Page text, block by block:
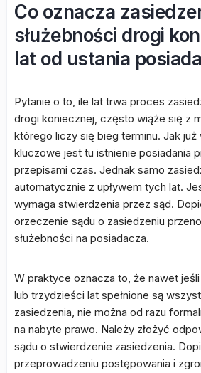
Co oznacza
służebności drogi
lat od ustania
Pytanie o to, ile lat trwa proces
drogi koniecznej, często wiąże się z
którego liczy się bieg terminu. Jak już
kluczowe jest tu istnienie posiadania
przepisami czas. Jednak samo
automatycznie z upływem tych lat.
wymaga stwierdzenia przez sąd.
orzeczenie sądu o zasiedzeniu
służebności na posiadacza.
W praktyce oznacza to, że nawet
lub trzydzieści lat spełnione są
zasiedzenia, nie można od razu
na nabyte prawo. Należy złożyć
sądu o stwierdzenie zasiedzenia.
przeprowadzeniu postępowania i